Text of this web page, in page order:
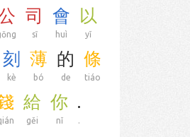
司
sī
會
huì
以
yǐ
刻
kè
薄
bó
的
de
條
tiáo
給
gěi
你
nǐ
.
.